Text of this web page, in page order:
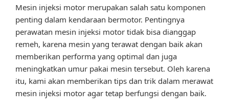
Mesin injeksi motor merupakan salah satu komponen
penting dalam kendaraan bermotor. Pentingnya
perawatan mesin injeksi motor tidak bisa dianggap
remeh, karena mesin yang terawat dengan baik akan
memberikan performa yang optimal dan juga
meningkatkan umur pakai mesin tersebut. Oleh karena
itu, kami akan memberikan tips dan trik dalam merawat
mesin injeksi motor agar tetap berfungsi dengan baik.